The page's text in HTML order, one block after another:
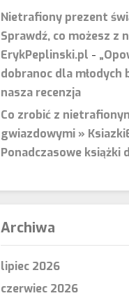
Nietrafiony prezent
Sprawdź, co możesz z
ErykPeplinski.pl -
dobranoc dla młodych
nasza recenzja
Co zrobić z
gwiazdowymi »
Ponadczasowe książki
Archiwa
lipiec 2026
czerwiec 2026